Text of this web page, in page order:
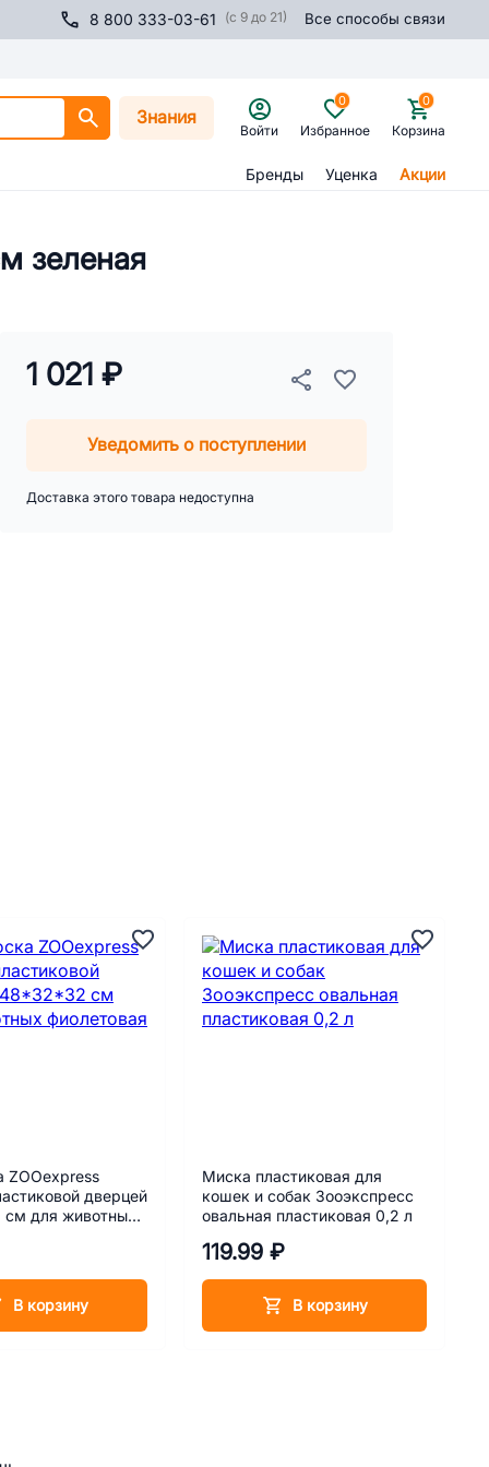
8 800 333-03-61 (с 9 до 21) Все способы связи
Знания
Войти Избранное
0
Корзина
0
Бренды Уценка Акции
зеленая
1 021 ₽
Уведомить о поступлении
Доставка этого товара недоступна
ZOOexpress
дверцей
для животных
В корзину
Миска пластиковая для
кошек и собак Зооэкспресс
овальная пластиковая 0,2 л
119.99 ₽
В корзину